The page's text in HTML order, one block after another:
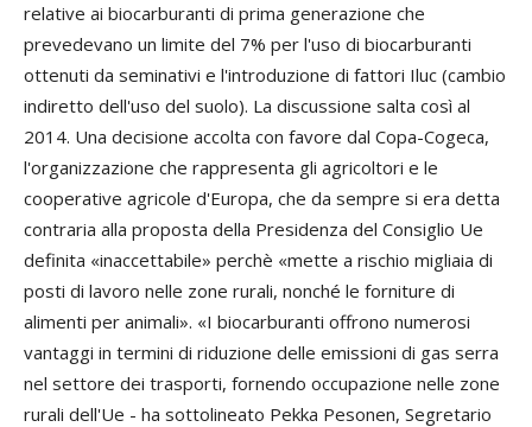
relative ai biocarburanti di prima generazione che
prevedevano un limite del 7% per l'uso di biocarburanti
ottenuti da seminativi e l'introduzione di fattori Iluc (cambio
indiretto dell'uso del suolo). La discussione salta così al
2014. Una decisione accolta con favore dal Copa-Cogeca,
l'organizzazione che rappresenta gli agricoltori e le
cooperative agricole d'Europa, che da sempre si era detta
contraria alla proposta della Presidenza del Consiglio Ue
definita «inaccettabile» perchè «mette a rischio migliaia di
posti di lavoro nelle zone rurali, nonché le forniture di
alimenti per animali». «I biocarburanti offrono numerosi
vantaggi in termini di riduzione delle emissioni di gas serra
nel settore dei trasporti, fornendo occupazione nelle zone
rurali dell'Ue - ha sottolineato Pekka Pesonen, Segretario